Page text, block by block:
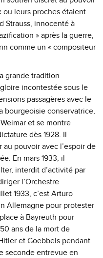
ou leurs proches étaient
Strauss, innocenté à
» après la guerre,
comme un « compositeur
grande tradition
incontestée sous le
passagères avec le
bourgeoisie conservatrice,
et se montre
dès 1928. Il
pouvoir avec l’espoir de
En mars 1933, il
interdit d’activité par
l’Orchestre
1933, c’est Arturo
Allemagne pour protester
à Bayreuth pour
ans de la mort de
et Goebbels pendant
seconde entrevue en